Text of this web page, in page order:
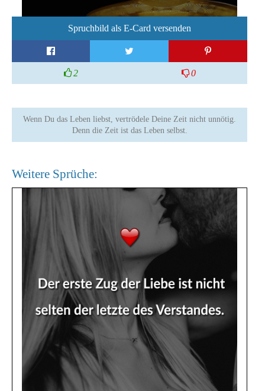
Spruchbild als E-Card versenden
2 0
Wenn Du das Leben liebst, vertrödele Deine Zeit nicht unnötig.
Denn die Zeit ist das Leben selbst.
Weitere Sprüche: